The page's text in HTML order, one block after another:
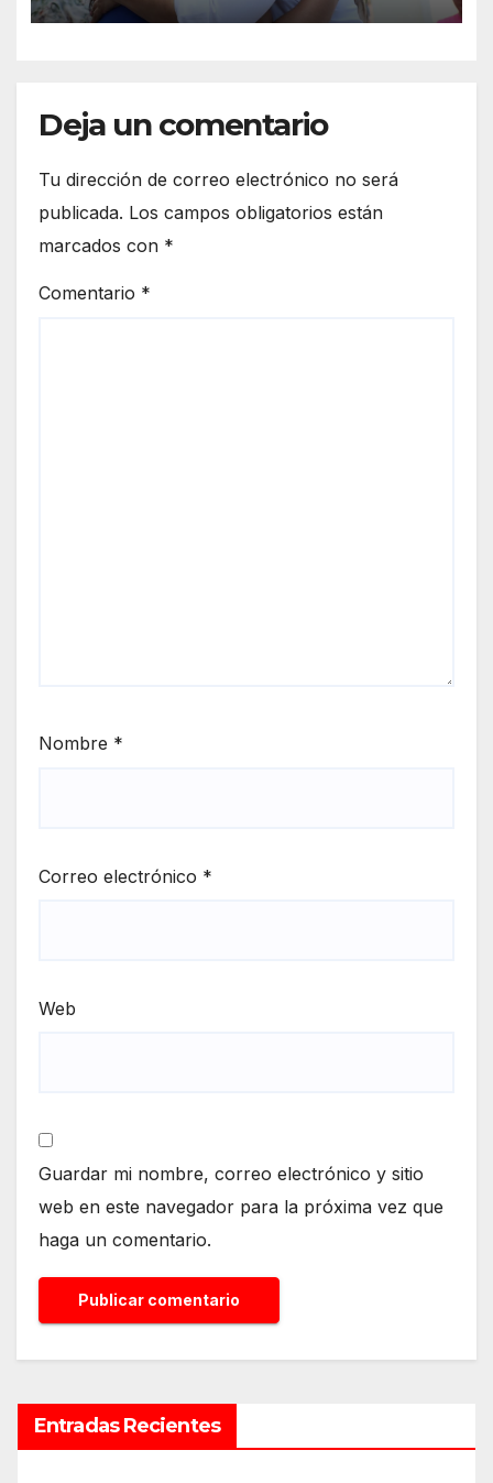
Deja un comentario
Tu dirección de correo electrónico no será
publicada. Los campos obligatorios están
marcados con *
Comentario *
Nombre *
Correo electrónico *
Web
Guardar mi nombre, correo electrónico y sitio
web en este navegador para la próxima vez que
haga un comentario.
Entradas Recientes